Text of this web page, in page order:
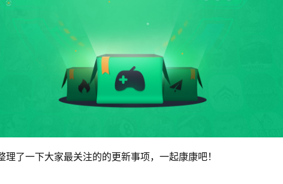
了一下大家最关注的的更新事项，一起康康吧！